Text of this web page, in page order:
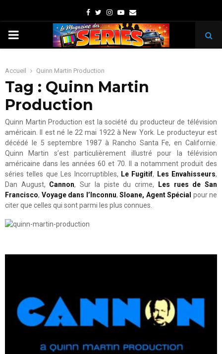
Facebook
TwitterInstagram
Youtube
Email
PRIMARY
Accueil Quinn Martin Production
Tag : Quinn Martin
Production
Quinn Martin Production est la société du producteur de télévision
américain. Il est né le 22 mai 1922 à New York. Le producteyur est
décédé le 5 septembre 1987 à Rancho Santa Fe, en Californie.
Quinn Martin s’est particulièrement illustré pour la télévision
américaine dans les années 60 et 70. Il a notamment produit des
séries telles que Les Incorruptibles, Le Fugitif, Les Envahisseurs,
Dan August, Cannon, Sur la piste du crime,
Les rues de San
Francisco, Voyage dans l’Inconnu, Sloane, Agent Spécial pour ne
citer que celles qui sont parmi les plus connues.